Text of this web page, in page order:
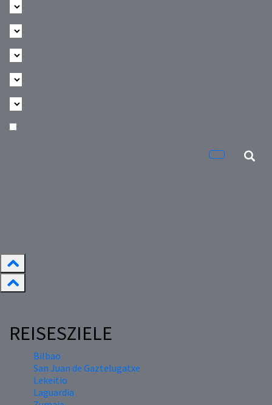
REISESZIELE
Bilbao
San Juan de Gaztelugatxe
Lekeitio
Laguardia